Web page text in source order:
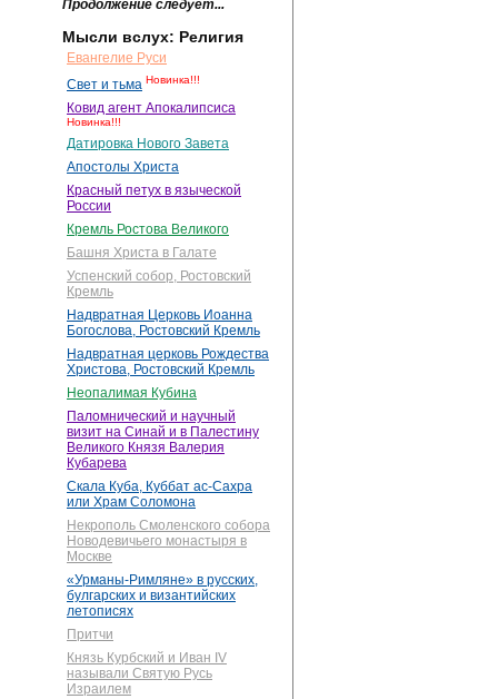
Продолжение следует...
Мысли вслух: Религия
Евангелие Руси
Свет и тьма Новинка!!!
Ковид агент Апокалипсиса
Новинка!!!
Датировка Нового Завета
Апостолы Христа
Красный петух в языческой
России
Кремль Ростова Великого
Башня Христа в Галате
Успенский собор, Ростовский
Кремль
Надвратная Церковь Иоанна
Богослова, Ростовский Кремль
Надвратная церковь Рождества
Христова, Ростовский Кремль
Неопалимая Кубина
Паломнический и научный
визит на Синай и в Палестину
Великого Князя Валерия
Кубарева
Скала Куба, Куббат ас-Сахра
или Храм Соломона
Некрополь Смоленского собора
Новодевичьего монастыря в
Москве
«Урманы-Римляне» в русских,
булгарских и византийских
летописях
Притчи
Князь Курбский и Иван IV
называли Святую Русь
Израилем